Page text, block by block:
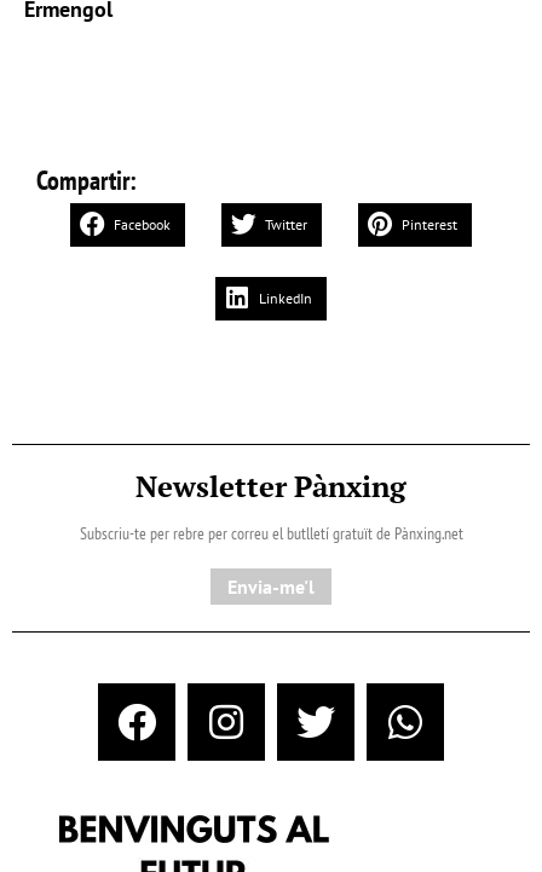
Ermengol
Compartir:
Facebook Twitter Pinterest
LinkedIn
Newsletter Pànxing
Subscriu-te per rebre per correu el butlletí gratuït de Pànxing.net​
Envia-me'l